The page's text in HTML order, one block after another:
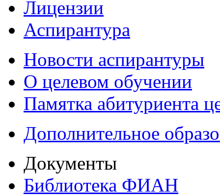
Лицензии
Аспирантура
Новости аспирантуры
О целевом обучении
Памятка абитуриента
Дополнительное
Документы
Библиотека ФИАН